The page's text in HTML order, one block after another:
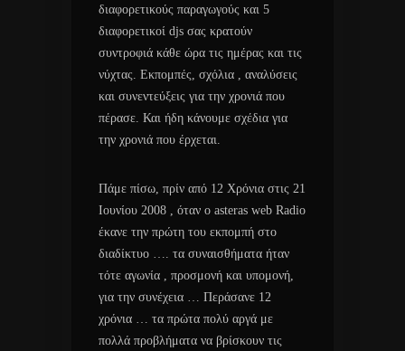
διαφορετικούς παραγωγούς και 5
διαφορετικοί djs σας κρατούν
συντροφιά κάθε ώρα τις ημέρας και τις
νύχτας. Εκπομπές, σχόλια , αναλύσεις
και συνεντεύξεις για την χρονιά που
πέρασε. Και ήδη κάνουμε σχέδια για
την χρονιά που έρχεται.
Πάμε πίσω, πρίν από 12 Χρόνια στις 21
Ιουνίου 2008 , όταν ο asteras web Radio
έκανε την πρώτη του εκπομπή στο
διαδίκτυο …. τα συναισθήματα ήταν
τότε αγωνία , προσμονή και υπομονή,
για την συνέχεια … Περάσανε 12
χρόνια … τα πρώτα πολύ αργά με
πολλά προβλήματα να βρίσκουν τις